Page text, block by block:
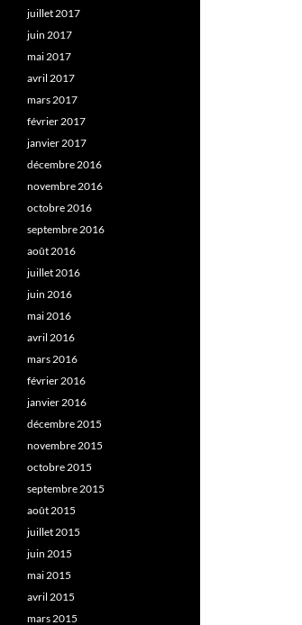
juillet 2017
juin 2017
mai 2017
avril 2017
mars 2017
février 2017
janvier 2017
décembre 2016
novembre 2016
octobre 2016
septembre 2016
août 2016
juillet 2016
juin 2016
mai 2016
avril 2016
mars 2016
février 2016
janvier 2016
décembre 2015
novembre 2015
octobre 2015
septembre 2015
août 2015
juillet 2015
juin 2015
mai 2015
avril 2015
mars 2015